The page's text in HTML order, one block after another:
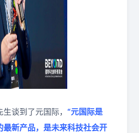
谈到了元国际， “元国际是
最新产品，是未来科技社会开